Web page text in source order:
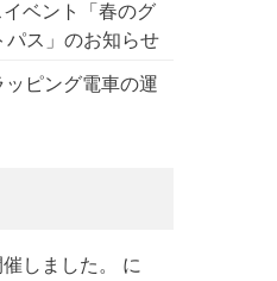
ベント「春のグ
パス」のお知らせ
ピング電車の運
しました。
に